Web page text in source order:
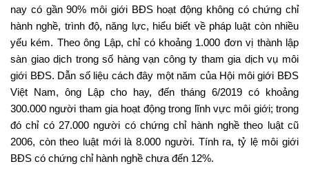
nay có gần 90% môi giới BĐS hoạt động không có chứng chỉ
hành nghề, trình độ, năng lực, hiểu biết về pháp luật còn nhiều
yếu kém. Theo ông Lập, chỉ có khoảng 1.000 đơn vị thành lập
sàn giao dịch trong số hàng vạn công ty tham gia dịch vụ môi
giới BĐS. Dẫn số liệu cách đây một năm của Hội môi giới BĐS
Việt Nam, ông Lập cho hay, đến tháng 6/2019 có khoảng
300.000 người tham gia hoạt động trong lĩnh vực môi giới; trong
đó chỉ có 27.000 người có chứng chỉ hành nghề theo luật cũ
2006, còn theo luật mới là 8.000 người. Tính ra, tỷ lệ môi giới
BĐS có chứng chỉ hành nghề chưa đến 12%.